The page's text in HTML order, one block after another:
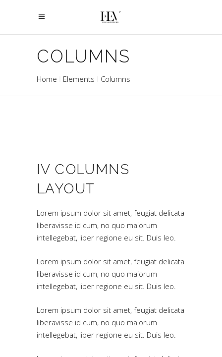
COLUMNS
Home Elements Columns
IV COLUMNS
LAYOUT
Lorem ipsum dolor sit amet, feugiat delicata
liberavisse id cum, no quo maiorum
intellegebat, liber regione eu sit. Duis leo.
Lorem ipsum dolor sit amet, feugiat delicata
liberavisse id cum, no quo maiorum
intellegebat, liber regione eu sit. Duis leo.
Lorem ipsum dolor sit amet, feugiat delicata
liberavisse id cum, no quo maiorum
intellegebat, liber regione eu sit. Duis leo.